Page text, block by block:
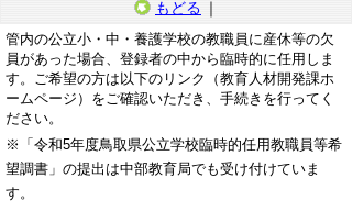
もどる ｜
管内の公立小・中・養護学校の教職員に産休等の欠
員があった場合、登録者の中から臨時的に任用しま
す。ご希望の方は以下のリンク（教育人材開発課ホ
ームページ）をご確認いただき、手続きを行ってく
ださい。
※「令和5年度鳥取県公立学校臨時的任用教職員等希
望調書」の提出は中部教育局でも受け付けていま
す。